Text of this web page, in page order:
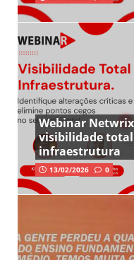
Webinar
visibilidade
infraestrutura
13/02/2026 0